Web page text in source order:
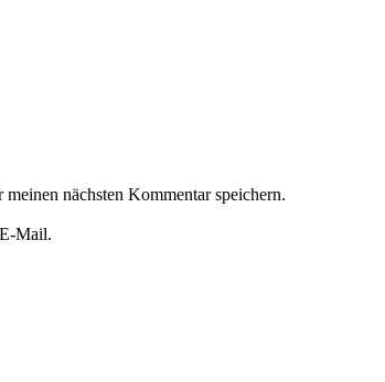
nächsten Kommentar speichern.
Mail.